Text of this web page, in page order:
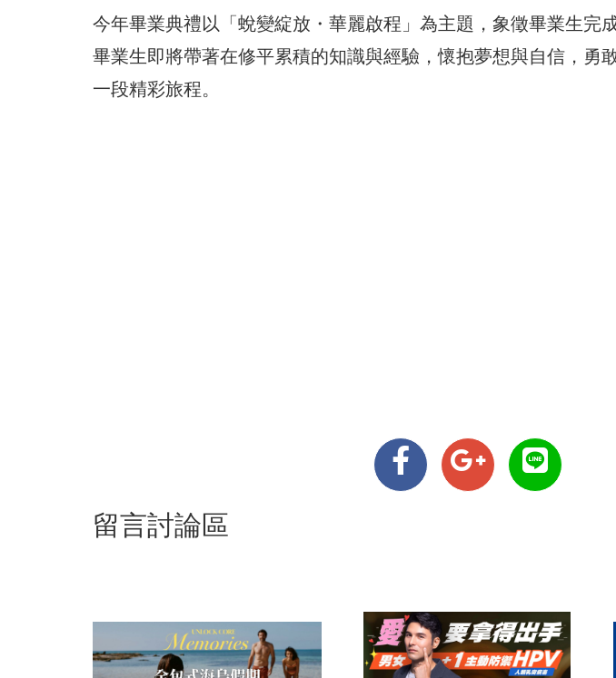
今年畢業典禮以「蛻變綻放・華麗啟程」為主題，象徵畢業生完
畢業生即將帶著在修平累積的知識與經驗，懷抱夢想與自信，勇
一段精彩旅程。
留言討論區